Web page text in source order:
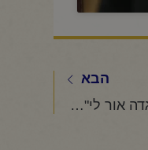
הבא
החיד"א -שיעור ערב בהלכה ובאגדה אור לי"ז אדר תשפ"ה